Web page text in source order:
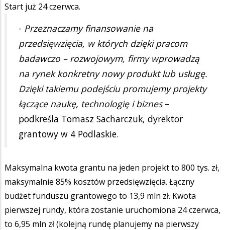
Start już 24 czerwca.
- Przeznaczamy finansowanie na
przedsięwzięcia, w których dzięki pracom
badawczo – rozwojowym, firmy wprowadzą
na rynek konkretny nowy produkt lub usługę.
Dzięki takiemu podejściu promujemy projekty
łączące naukę, technologię i biznes–
podkreśla Tomasz Sacharczuk, dyrektor
grantowy w 4 Podlaskie.
Maksymalna kwota grantu na jeden projekt to 800 tys. zł,
maksymalnie 85% kosztów przedsięwzięcia. Łączny
budżet funduszu grantowego to 13,9 mln zł. Kwota
pierwszej rundy, która zostanie uruchomiona 24 czerwca,
to 6,95 mln zł (kolejną rundę planujemy na pierwszy